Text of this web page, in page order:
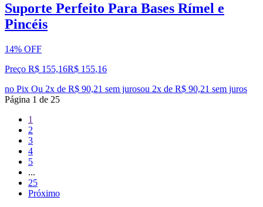
Suporte Perfeito Para Bases Rímel e
Pincéis
14% OFF
Preço R$ 155,16R$ 155,16
no Pix Ou 2x de R$ 90,21 sem jurosou 2x de R$ 90,21 sem juros
Página 1 de 25
1
2
3
4
5
...
25
Próximo